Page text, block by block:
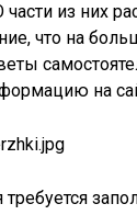
части из них
что на
на
требуется